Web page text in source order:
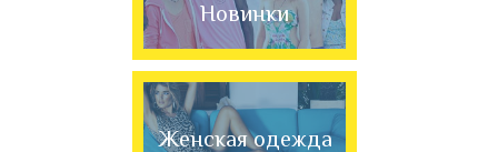
Новинки
Женская одежда